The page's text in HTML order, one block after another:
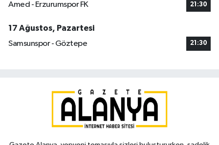
Amed - Erzurumspor FK 21:30
17 Ağustos, Pazartesi
Samsunspor - Göztepe
21:30